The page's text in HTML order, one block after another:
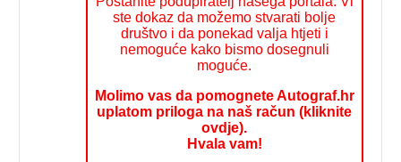
ste dokaz da možemo stvarati bolje
društvo i da ponekad valja htjeti i
nemoguće kako bismo dosegnuli
moguće.
Molimo vas da pomognete Autograf.hr
uplatom priloga na naš račun (kliknite
ovdje).
Hvala vam!